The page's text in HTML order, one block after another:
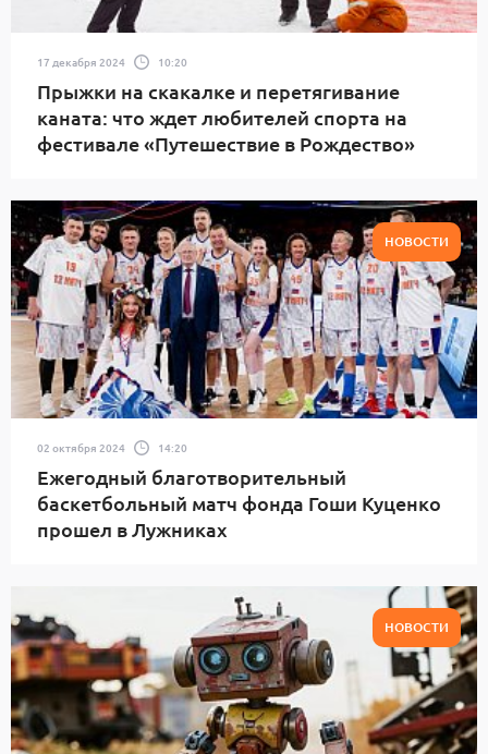
17 декабря 2024 10:20
Прыжки на скакалке и перетягивание
каната: что ждет любителей спорта на
фестивале «Путешествие в Рождество»
НОВОСТИ
02 октября 2024 14:20
Ежегодный благотворительный
баскетбольный матч фонда Гоши Куценко
прошел в Лужниках
НОВОСТИ